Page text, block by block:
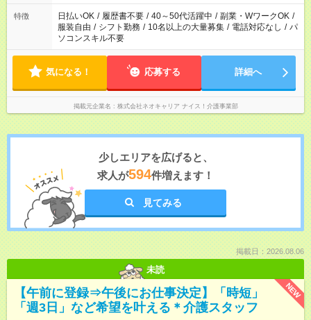
特徴 日払いOK / 履歴書不要 / 40～50代活躍中 / 副業・WワークOK /
服装自由 / シフト勤務 / 10名以上の大量募集 / 電話対応なし / パ
ソコンスキル不要
気になる！ 応募する 詳細へ
掲載元企業名 株式会社ネオキャリア ナイス！介護事業部
少しエリアを広げると、
求人が594件増えます！
見てみる
掲載日：2026.08.06
未読
NEW
【午前に登録⇒午後にお仕事決定】「時短」
「週3日」など希望を叶える＊介護スタッフ